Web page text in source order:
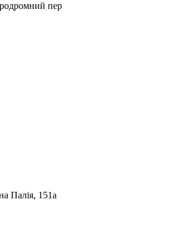
пер
Палія, 151а